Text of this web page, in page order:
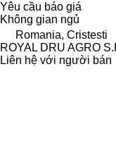
Yêu cầu báo giá
Không gian ngủ
Romania, Cristesti
ROYAL DRU AGRO
Liên hệ với người bán